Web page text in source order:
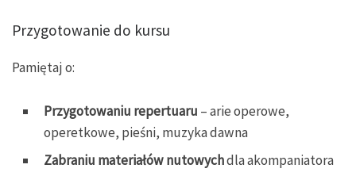
Przygotowanie do kursu
Pamiętaj o:
Przygotowaniu repertuaru – arie operowe,
operetkowe, pieśni, muzyka dawna
Zabraniu materiałów nutowychdla akompaniatora